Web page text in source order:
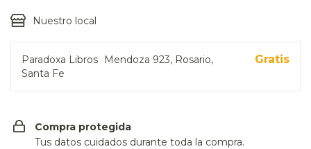
Nuestro local
Paradoxa Libros
Mendoza 923, Rosario,
Santa Fe
Gratis
Compra protegida
Tus datos cuidados durante toda la compra.